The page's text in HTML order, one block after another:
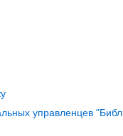
управленцев